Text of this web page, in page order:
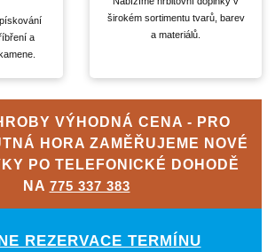
a
širokém sortimentu tvarů, barev
a materiálů.
VÝHODNÁ CENA - PRO
HORA ZAMĚŘUJEME NOVÉ
PO TELEFONICKÉ DOHODĚ
NA 775 337 383
REZERVACE TERMÍNU